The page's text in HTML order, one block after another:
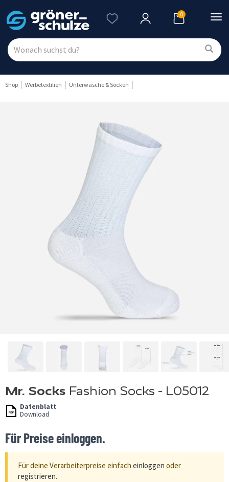
0
Shop Werbetextilien Unterwäsche & Socken
Mr. Socks Fashion Socks - L05012
Datenblatt
Download
Für Preise einloggen.
Für deine Verarbeiterpreise einfach einloggen oder
registrieren.